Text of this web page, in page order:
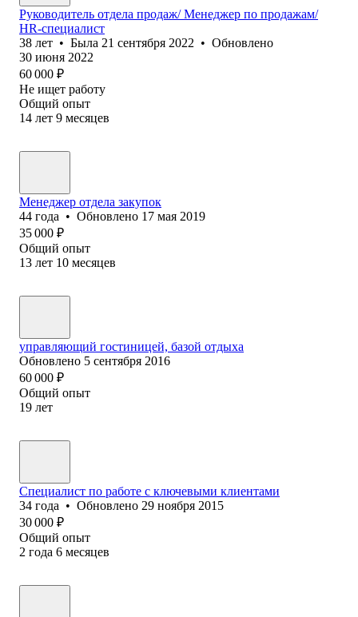
Руководитель отдела продаж/ Менеджер по продажам/
HR-специалист
38 лет • Была 21 сентября 2022 • Обновлено
30 июня 2022
60 000 ₽
Не ищет работу
Общий опыт
14 лет 9 месяцев
Менеджер отдела закупок
44 года • Обновлено 17 мая 2019
35 000 ₽
Общий опыт
13 лет 10 месяцев
управляющий гостиницей, базой отдыха
Обновлено 5 сентября 2016
60 000 ₽
Общий опыт
19 лет
Специалист по работе с ключевыми клиентами
34 года • Обновлено 29 ноября 2015
30 000 ₽
Общий опыт
2 года 6 месяцев